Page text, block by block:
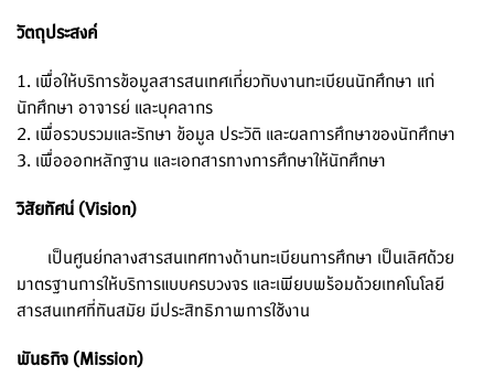
วัตถุประสงค์
1. เพื่อให้บริการข้อมูลสารสนเทศเกี่ยวกับงานทะเบียนนักศึกษา แก่
นักศึกษา อาจารย์ และบุคลากร
2. เพื่อรวบรวมและรักษา ข้อมูล ประวัติ และผลการศึกษาของนักศึกษา
3. เพื่อออกหลักฐาน และเอกสารทางการศึกษาให้นักศึกษา
วิสัยทัศน์ (Vision)
เป็นศูนย์กลางสารสนเทศทางด้านทะเบียนการศึกษา เป็นเลิศด้วย
มาตรฐานการให้บริการแบบครบวงจร และเพียบพร้อมด้วยเทคโนโลยี
สารสนเทศที่ทันสมัย มีประสิทธิภาพการใช้งาน
พันธกิจ (Mission)